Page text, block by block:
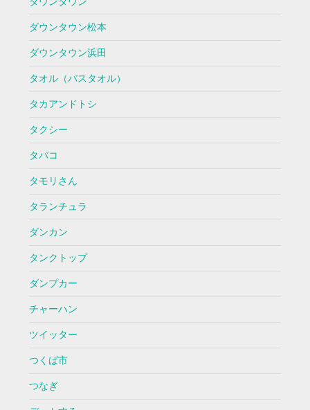
ダウンタウン松本
ダウンタウン浜田
タオル（バスタオル）
タカアンドトシ
タクシー
タバコ
タモリさん
タランチュラ
ダンカン
タンクトップ
ダンプカー
チャーハン
ツイッター
つくば市
つなぎ